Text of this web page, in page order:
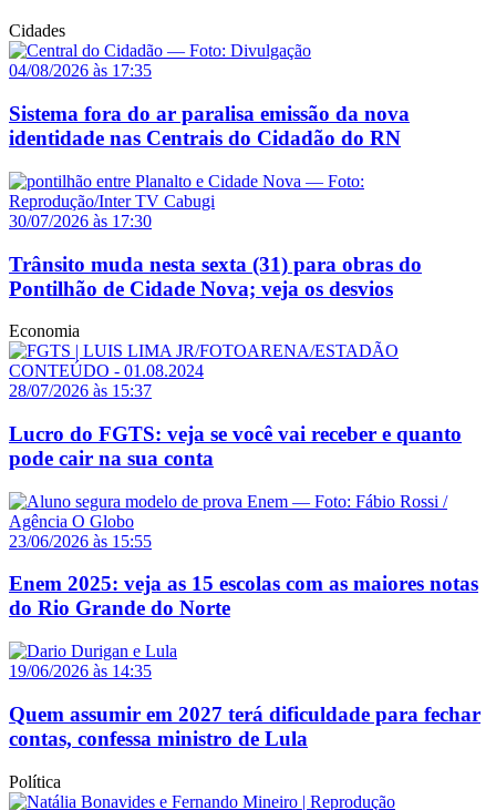
Cidades
04/08/2026 às 17:35
Sistema fora do ar paralisa emissão da nova
identidade nas Centrais do Cidadão do RN
30/07/2026 às 17:30
Trânsito muda nesta sexta (31) para obras do
Pontilhão de Cidade Nova; veja os desvios
Economia
28/07/2026 às 15:37
Lucro do FGTS: veja se você vai receber e quanto
pode cair na sua conta
23/06/2026 às 15:55
Enem 2025: veja as 15 escolas com as maiores notas
do Rio Grande do Norte
19/06/2026 às 14:35
Quem assumir em 2027 terá dificuldade para fechar
contas, confessa ministro de Lula
Política